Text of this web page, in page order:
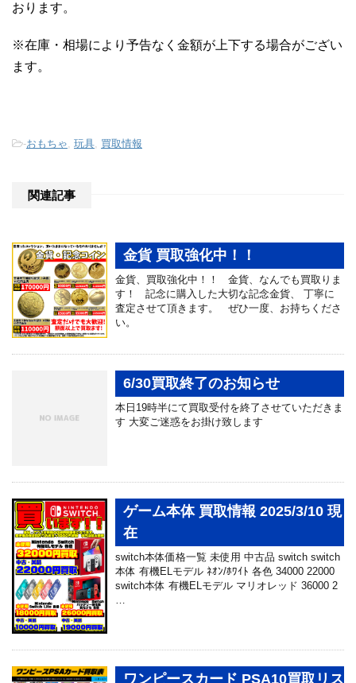
おります。
※在庫・相場により予告なく金額が上下する場合がござい
ます。
-おもちゃ, 玩具, 買取情報
関連記事
金貨 買取強化中！！
金貨、買取強化中！！ 金貨、なんでも買取りま
す！ 記念に購入した大切な記念金貨、 丁寧に
査定させて頂きます。 ぜひ一度、お持ちくださ
い。
6/30買取終了のお知らせ
本日19時半にて買取受付を終了させていただきま
す 大変ご迷惑をお掛け致します
ゲーム本体 買取情報 2025/3/10 現
在
switch本体価格一覧 未使用 中古品 switch switch
本体 有機ELモデル ﾈｵﾝ/ﾎﾜｲﾄ 各色 34000 22000
switch本体 有機ELモデル マリオレッド 36000 2
…
ワンピースカード PSA10買取リス